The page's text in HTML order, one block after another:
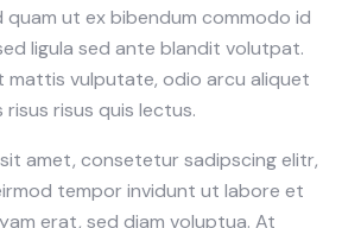
quam ut ex bibendum commodo id
ligula sed ante blandit volutpat.
mattis vulputate, odio arcu aliquet
risus quis lectus.
amet, consetetur sadipscing elitr,
tempor invidunt ut labore et
erat, sed diam voluptua. At